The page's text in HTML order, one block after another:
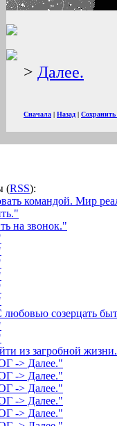
> Далее.
Сначала | Назад | Сохранить
(RSS):
командой. Мир
на звонок."
созерцать
из загробной
-> Далее."
-> Далее."
-> Далее."
-> Далее."
-> Далее."